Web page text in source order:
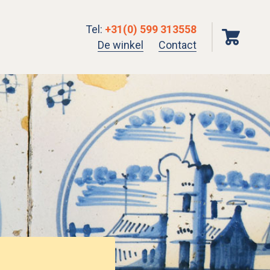
Tel: +31(0) 599 313558
De winkel
Contact